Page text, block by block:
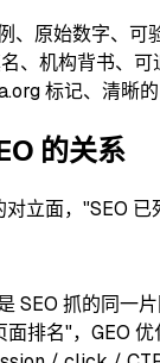
、原始数字、可
、机构背书、
标记、清晰
的关系
立面，"SEO
SEO 抓的同一
面排名"，GEO